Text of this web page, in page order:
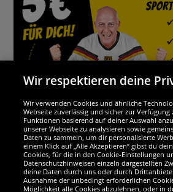
Wir sind
Wir respektieren deine
Wir verwenden Cookies und ähnliche
Webseite zuverlässig und sicher zur Verfügung
Funktionen basierend auf deiner Auswahl
unserer Webseite zu analysieren sowie
Daten zu sammeln, um dir personalisierte
einem Klick auf „Alle Akzeptieren“ gibst du
Cookies, für die in den Cookie-Einstellungen
Datenschutzhinweisen einzeln dargestellten
deine Daten durch uns oder durch
Ausnahme der unbedingt erforderlichen
Möglichkeit alle Cookies abzulehnen, oder in